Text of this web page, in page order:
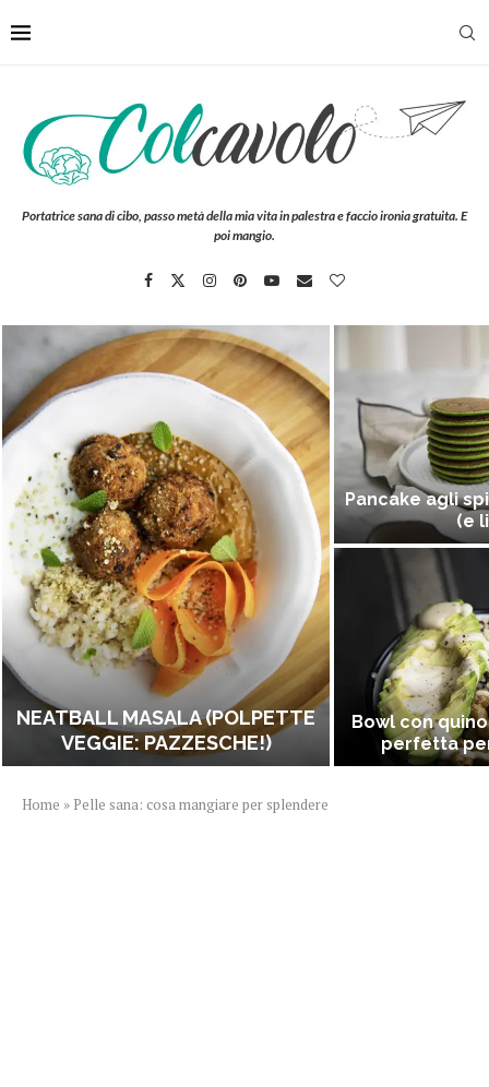
Portatrice sana di cibo, passo metà della mia vita in palestra e faccio ironia gratuita. E
poi mangio.
NEATBALL MASALA (POLPETTE
VEGGIE: PAZZESCHE!)
Pancake agli
(e
Bowl con
perfetta
Home » Pelle sana: cosa mangiare per splendere